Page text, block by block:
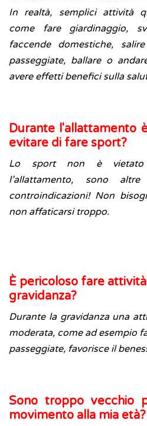
In realtà, semplici attività
come fare giardinaggio,
faccende domestiche,
passeggiate, ballare o
avere effetti benefici sulla
Durante l'allattamento
evitare di fare sport?
Lo sport non è vietato
l’allattamento, sono
controindicazioni! Non
non affaticarsi troppo.
È pericoloso fare
gravidanza?
Durante la gravidanza una
moderata, come ad esempio
passeggiate, favorisce il
Sono troppo vecchio
movimento alla mia età?